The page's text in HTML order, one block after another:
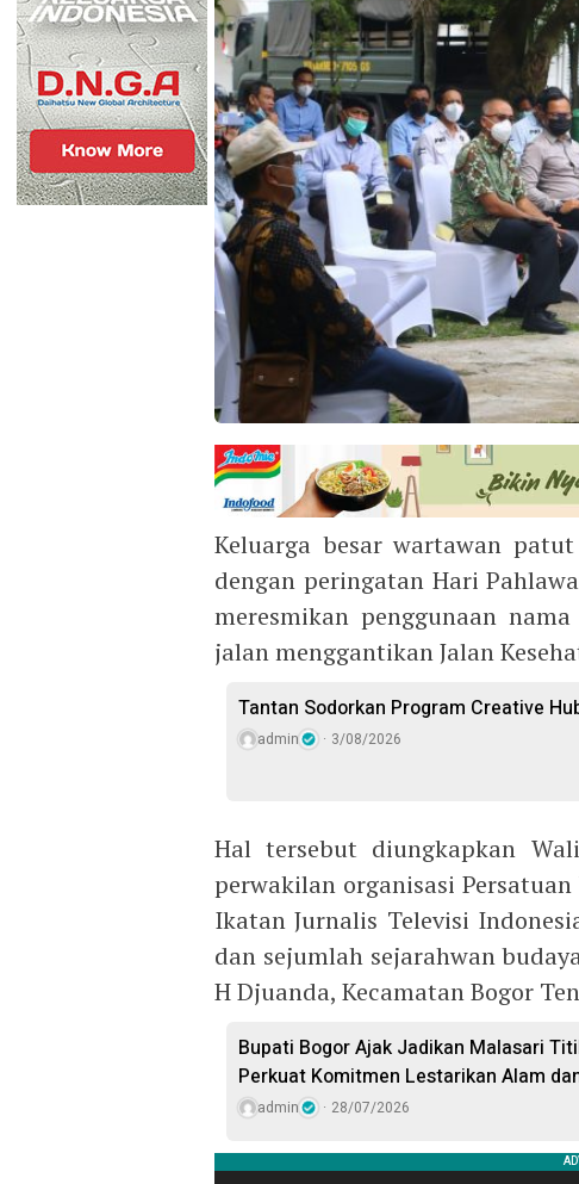
Keluarga besar wartawan
dengan peringatan Hari
meresmikan penggunaan
jalan menggantikan Jalan
Tantan Sodorkan Program Creative
admin 3/08/2026
Hal tersebut diungkapkan
perwakilan organisasi
Ikatan Jurnalis Televisi
dan sejumlah sejarahwan
H Djuanda, Kecamatan Bogor
Bupati Bogor Ajak Jadikan Malasari
Perkuat Komitmen Lestarikan Alam
admin 28/07/2026